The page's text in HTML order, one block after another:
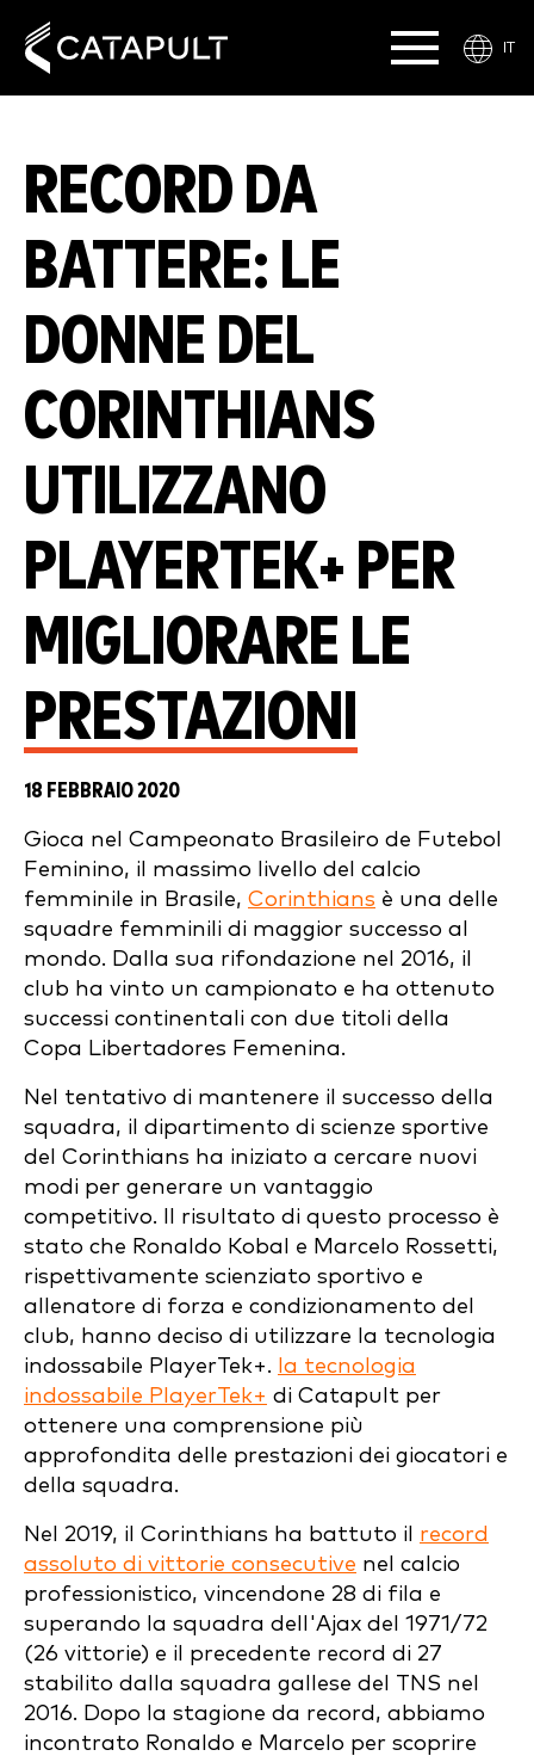
IT
RECORD DA
BATTERE: LE
DONNE DEL
CORINTHIANS
UTILIZZANO
PLAYERTEK+ PER
MIGLIORARE LE
PRESTAZIONI
18 FEBBRAIO 2020
Gioca nel Campeonato Brasileiro de Futebol
Feminino, il massimo livello del calcio
femminile in Brasile, Corinthians è una delle
squadre femminili di maggior successo al
mondo. Dalla sua rifondazione nel 2016, il
club ha vinto un campionato e ha ottenuto
successi continentali con due titoli della
Copa Libertadores Femenina.
Nel tentativo di mantenere il successo della
squadra, il dipartimento di scienze sportive
del Corinthians ha iniziato a cercare nuovi
modi per generare un vantaggio
competitivo. Il risultato di questo processo è
stato che Ronaldo Kobal e Marcelo Rossetti,
rispettivamente scienziato sportivo e
allenatore di forza e condizionamento del
club, hanno deciso di utilizzare la tecnologia
indossabile PlayerTek+. la tecnologia
indossabile PlayerTek+ di Catapult per
ottenere una comprensione più
approfondita delle prestazioni dei giocatori e
della squadra.
Nel 2019, il Corinthians ha battuto il record
assoluto di vittorie consecutive nel calcio
professionistico, vincendone 28 di fila e
superando la squadra dell'Ajax del 1971/72
(26 vittorie) e il precedente record di 27
stabilito dalla squadra gallese del TNS nel
2016. Dopo la stagione da record, abbiamo
incontrato Ronaldo e Marcelo per scoprire